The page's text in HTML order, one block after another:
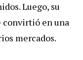
Luego, su
convirtió en una
mercados.